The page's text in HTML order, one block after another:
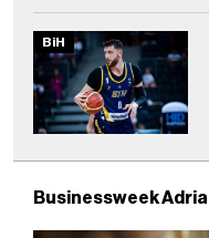
Businessweek Adria